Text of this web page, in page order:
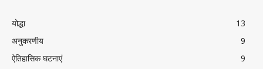
योद्धा
13
अनुकरणीय
9
ऐतिहासिक घटनाएं
9